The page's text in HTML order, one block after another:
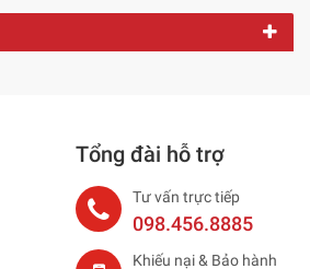
Tổng đài hỗ trợ
Tư vấn trực tiếp
098.456.8885
Khiếu nại & Bảo hành